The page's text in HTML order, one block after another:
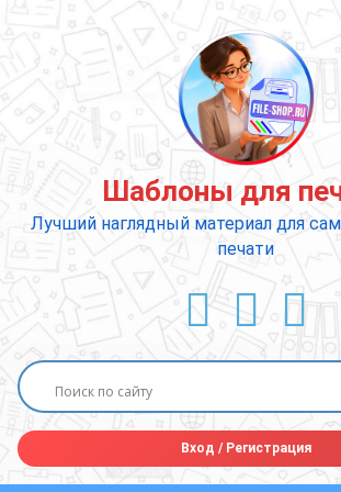
содержимому
Шаблоны для
Лучший наглядный материал для
печати
Вход /Регистрация